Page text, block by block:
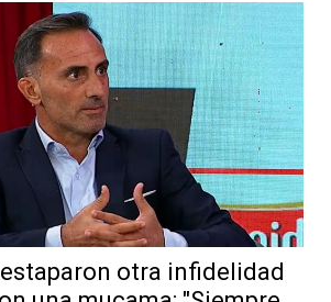
otra infidelidad